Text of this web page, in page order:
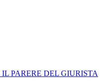
PARERE DEL GIURISTA